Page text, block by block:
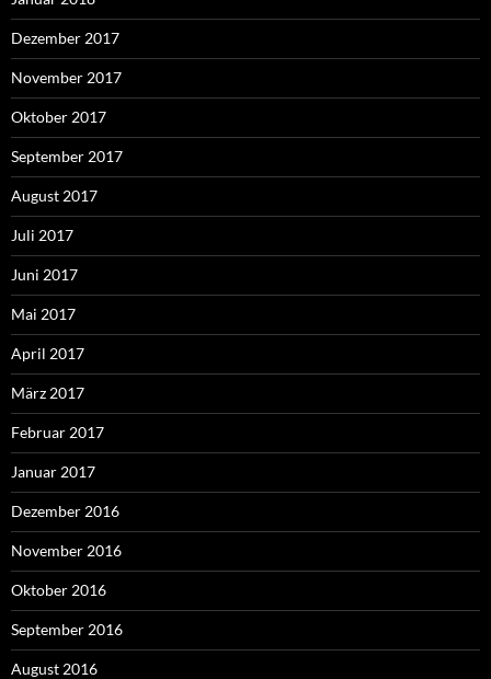
Dezember 2017
November 2017
Oktober 2017
September 2017
August 2017
Juli 2017
Juni 2017
Mai 2017
April 2017
März 2017
Februar 2017
Januar 2017
Dezember 2016
November 2016
Oktober 2016
September 2016
August 2016